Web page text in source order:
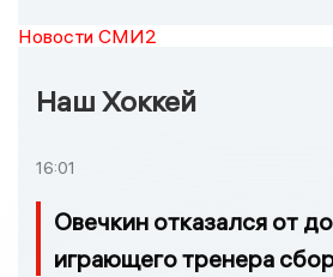
Новости СМИ2
Наш Хоккей
16:01
Овечкин отказался от
играющего тренера